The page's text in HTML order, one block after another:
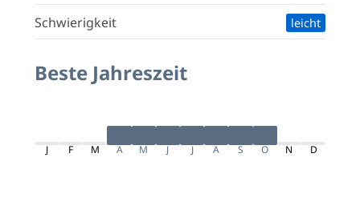
Schwierigkeit
leicht
Beste Jahreszeit
J F M A M J J A S O N D